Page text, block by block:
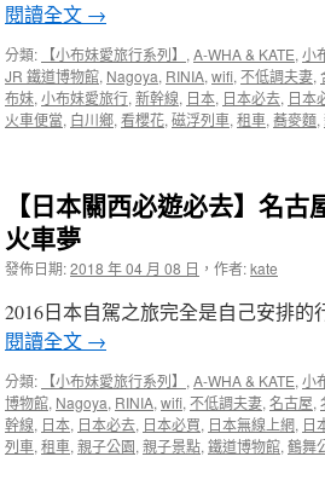
閱讀全文 →
分類: 【小布妹愛旅行系列】 , A-WHA & KATE, 小
JR 鐵道博物館, Nagoya, RINIA, wifi, 不低調夫妻,
布妹, 小布妹愛旅行, 新幹線, 日本, 日本必去, 日本
火車便當, 白川鄉, 看櫻花, 磁浮列車, 租車, 蕎麥麵,
【日本關西必遊必去】名
火車夢
發佈日期:2018 年 04 月 08 日 ， 作者:kate
2016日本自駕之旅完全是自己安排
閱讀全文 →
分類: 【小布妹愛旅行系列】 , A-WHA & KATE, 小
博物館, Nagoya, RINIA, wifi, 不低調夫妻, 名古屋,
幹線, 日本, 日本必去, 日本必買, 日本無線上網, 日
列車, 租車, 親子公園, 親子景點, 鐵道博物館, 鶴舞